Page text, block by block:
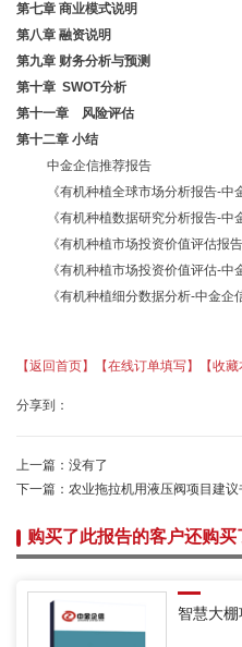
第七章 商业模式说明
第八章 融资说明
第九章 财务分析与预测
第十章 SWOT分析
第十一章 风险评估
第十二章 小结
中金企信推荐报告
《有机种植全球市场分析报告-中
《有机种植数据研究分析报告-中
《有机种植市场投资价值评估报告
《有机种植市场投资价值评估-中
《有机种植细分数据分析-中金企
【返回首页】 【在线订单填写】 【收藏
分享到：
上一篇： 没有了
下一篇： 农业拖拉机用液压阀项目建议
购买了此报告的客户还购
智慧大